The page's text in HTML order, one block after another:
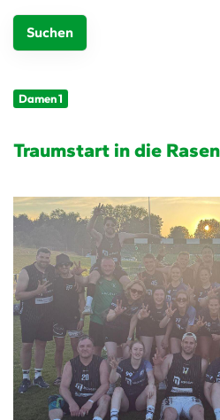
Damen 1
Traumstart in die